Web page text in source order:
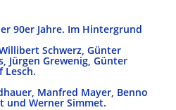
90er Jahre. Im Hintergrund
Schwerz, Günter
Jürgen Grewenig, Günter
Lesch.
Manfred Mayer, Benno
und Werner Simmet.